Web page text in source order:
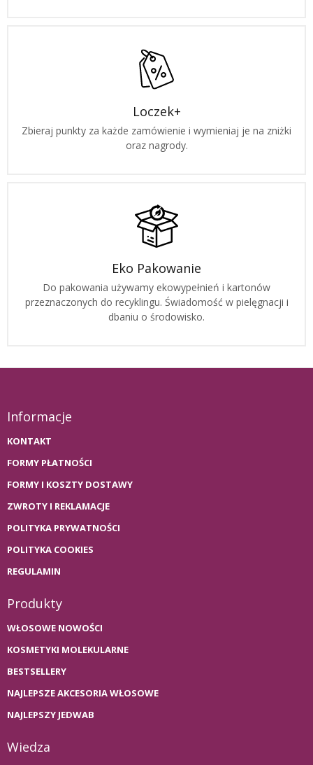
Loczek+
Zbieraj punkty za każde zamówienie i wymieniaj je na zniżki
oraz nagrody.
Eko Pakowanie
Do pakowania używamy ekowypełnień i kartonów
przeznaczonych do recyklingu. Świadomość w pielęgnacji i
dbaniu o środowisko.
Informacje
KONTAKT
FORMY PŁATNOŚCI
FORMY I KOSZTY DOSTAWY
ZWROTY I REKLAMACJE
POLITYKA PRYWATNOŚCI
POLITYKA COOKIES
REGULAMIN
Produkty
WŁOSOWE NOWOŚCI
KOSMETYKI MOLEKULARNE
BESTSELLERY
NAJLEPSZE AKCESORIA WŁOSOWE
NAJLEPSZY JEDWAB
Wiedza